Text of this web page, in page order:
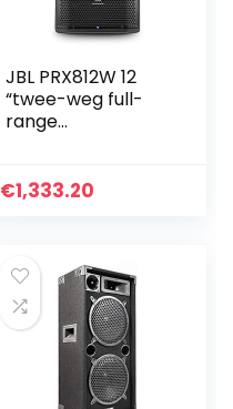
JBL PRX812W 12
“twee-weg full-
range
Fi
€1,333.20